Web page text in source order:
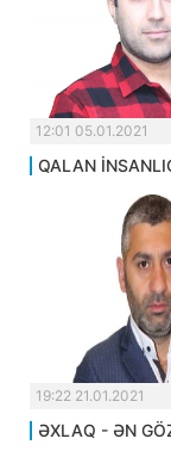
12:01 05.01.2021
QALAN
19:22 21.01.2021
ƏXLAQ - ƏN